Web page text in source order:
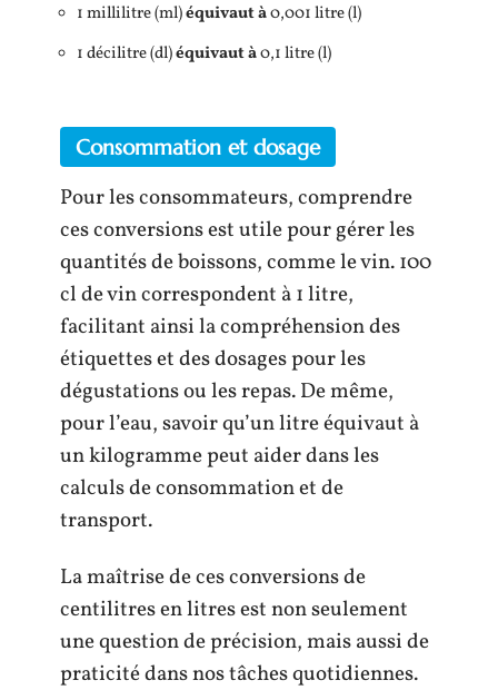
1 millilitre (ml)équivaut à0,001 litre (l)
1 décilitre (dl)équivaut à0,1 litre (l)
Consommation et dosage
Pour les consommateurs, comprendre
ces conversions est utile pour gérer les
quantités de boissons, comme le vin. 100
cl de vin correspondent à 1 litre,
facilitant ainsi la compréhension des
étiquettes et des dosages pour les
dégustations ou les repas. De même,
pour l’eau, savoir qu’un litre équivaut à
un kilogramme peut aider dans les
calculs de consommation et de
transport.
La maîtrise de ces conversions de
centilitres en litres est non seulement
une question de précision, mais aussi de
praticité dans nos tâches quotidiennes.